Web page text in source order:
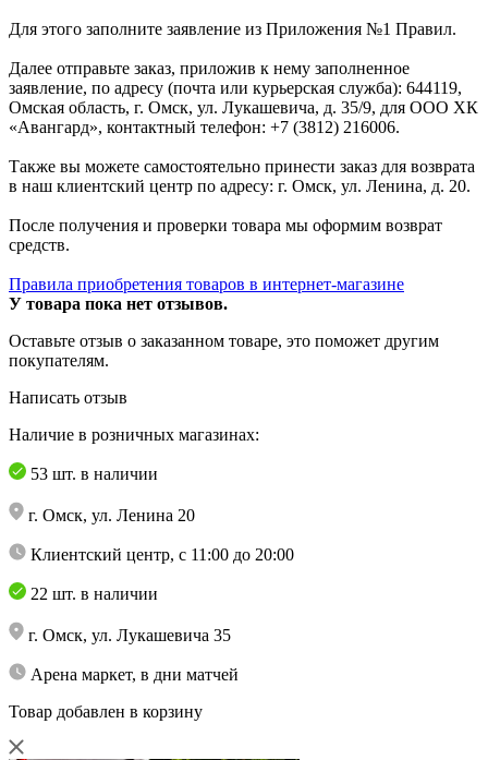
Для этого заполните заявление из Приложения №1 Правил.
Далее отправьте заказ, приложив к нему заполненное
заявление, по адресу (почта или курьерская служба): 644119,
Омская область, г. Омск, ул. Лукашевича, д. 35/9, для ООО ХК
«Авангард», контактный телефон: +7 (3812) 216006.
Также вы можете самостоятельно принести заказ для возврата
в наш клиентский центр по адресу: г. Омск, ул. Ленина, д. 20.
После получения и проверки товара мы оформим возврат
средств.
Правила приобретения товаров в интернет-магазине
У товара пока нет отзывов.
Оставьте отзыв о заказанном товаре, это поможет другим
покупателям.
Написать отзыв
Наличие в розничных магазинах:
53 шт. в наличии
г. Омск, ул. Ленина 20
Клиентский центр, с 11:00 до 20:00
22 шт. в наличии
г. Омск, ул. Лукашевича 35
Арена маркет, в дни матчей
Товар добавлен в корзину